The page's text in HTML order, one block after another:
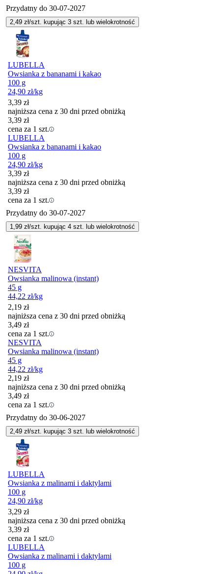
Przydatny do 30-07-2027
2,49 zł/szt. kupując 3 szt. lub wielokrotność
LUBELLA
Owsianka z bananami i kakao
100 g
24,90 zł/kg
3,39 zł
najniższa cena z 30 dni przed obniżką
3,39 zł
cena za 1 szt.
LUBELLA
Owsianka z bananami i kakao
100 g
24,90 zł/kg
3,39 zł
najniższa cena z 30 dni przed obniżką
3,39 zł
cena za 1 szt.
Przydatny do 30-07-2027
1,99 zł/szt. kupując 4 szt. lub wielokrotność
NESVITA
Owsianka malinowa (instant)
45 g
44,22 zł/kg
2,19 zł
najniższa cena z 30 dni przed obniżką
3,49 zł
cena za 1 szt.
NESVITA
Owsianka malinowa (instant)
45 g
44,22 zł/kg
2,19 zł
najniższa cena z 30 dni przed obniżką
3,49 zł
cena za 1 szt.
Przydatny do 30-06-2027
2,49 zł/szt. kupując 3 szt. lub wielokrotność
LUBELLA
Owsianka z malinami i daktylami
100 g
24,90 zł/kg
3,29 zł
najniższa cena z 30 dni przed obniżką
3,39 zł
cena za 1 szt.
LUBELLA
Owsianka z malinami i daktylami
100 g